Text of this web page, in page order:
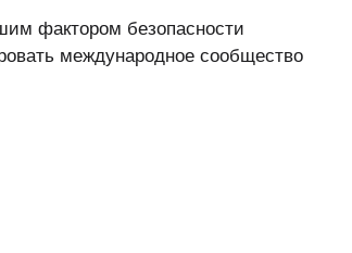
фактором безопасности
международное сообщество